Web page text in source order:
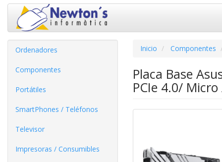
Ordenadores
Componentes
Portátiles
SmartPhones / Teléfonos
Televisor
Impresoras / Consumibles
Inicio Componentes
Placa Base
PCIe 4.0/ Micro